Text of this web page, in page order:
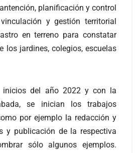
planificación y control
y gestión territorial
en terreno para constatar
los jardines, colegios, escuelas
inicios del año 2022 y con la
se inician los trabajos
por ejemplo la redacción y
y publicación de la respectiva
sólo algunos ejemplos.